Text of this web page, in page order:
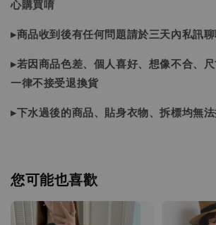
心購買唷
▸商品收到後有任何問題請於三天內私訊
▸若因商品色差、個人喜好、想像不合、尺
一律不接受退換貨
▸下水過後的商品、貼身衣物、拆標均無
您可能也喜歡